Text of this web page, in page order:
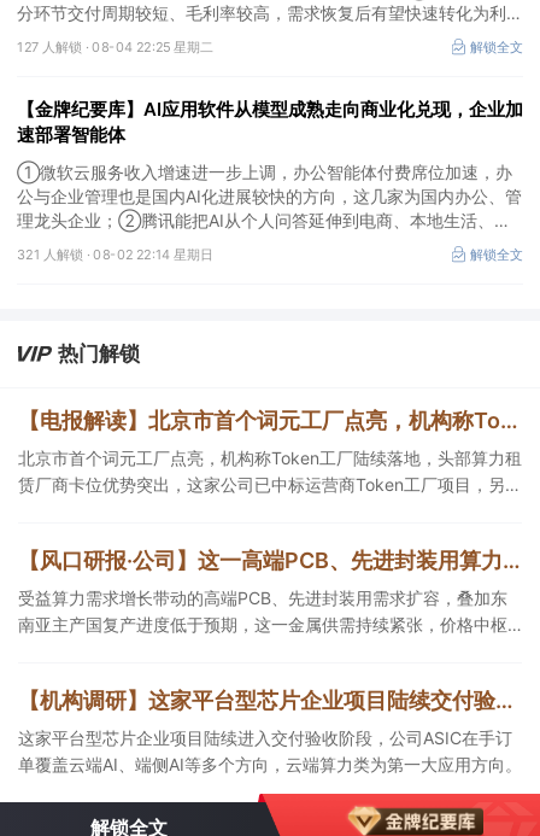
分环节交付周期较短、毛利率较高，需求恢复后有望快速转化为利
润，率先完成客户认证并具备规模化生产能力的企业竞争优势更明
显；③相较2019—2021年周期，本轮更多来自存量管线向中后期推
修复，该环节业绩兑现属性更强。
127 人解锁 ·08-04 22:25 星期二 解锁全文
【金牌纪要库】AI应用软件从模型成熟走向商业化兑现，企业加
速部署智能体
①微软云服务收入增速进一步上调，办公智能体付费席位加速，办
公与企业管理也是国内AI化进展较快的方向，这几家为国内办公、管
理龙头企业；②腾讯能把AI从个人问答延伸到电商、本地生活、企
业协同，并保留较强的开放生态特征，在AI智能体时代具有强竞争
力，这几家企业与腾讯业务联系紧密；③AI应用扩张会显著增加推
第三方算力租赁企业更加受益。
321 人解锁 ·08-02 22:14 星期日 解锁全文
热门解锁
【电报解读】北京市首个词元工厂点亮，机构称Token工厂陆续落地，头部算力租赁厂商卡位优势突出，这家公司已中标运营商Token工厂项目
北京市首个词元工厂点亮，机构称Token工厂陆续落地，头部算力租
赁厂商卡位优势突出，这家公司已中标运营商Token工厂项目，另一
【风口研报·公司】这一高端PCB、先进封装用算力金属需求持续扩容，公司产销量稳居全球第一，且量增计划稳步推进，有望充分受益价格上行
受益算力需求增长带动的高端PCB、先进封装用需求扩容，叠加东
南亚主产国复产进度低于预期，这一金属供需持续紧张，价格中枢
同时有望充分受益金属价格上行。
【机构调研】这家平台型芯片企业项目陆续交付验收，ASIC在手订单覆盖云端AI等多个方向
这家平台型芯片企业项目陆续进入交付验收阶段，公司ASIC在手订
单覆盖云端AI、端侧AI等多个方向，云端算力类为第一大应用方向。
解锁全文